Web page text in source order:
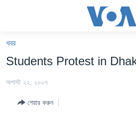
যান।
ন্যাভিগেশনে
যুক্তরাষ্ট্র
যুক্তরাষ্ট্রের নির্বাচন ২০২৪
খবর
Students Protest in
অগাস্ট ২২, ২০০৭
শেয়ার করুন